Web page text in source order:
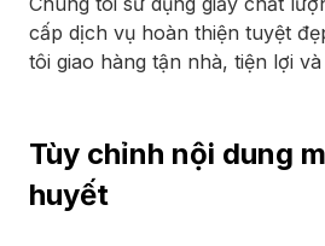
cấp dịch vụ hoàn thiện tuyệt
tôi giao hàng tận nhà, tiện lợi
Tùy chỉnh nội dung
huyết